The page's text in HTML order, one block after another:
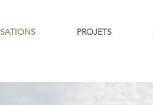
PROJETS